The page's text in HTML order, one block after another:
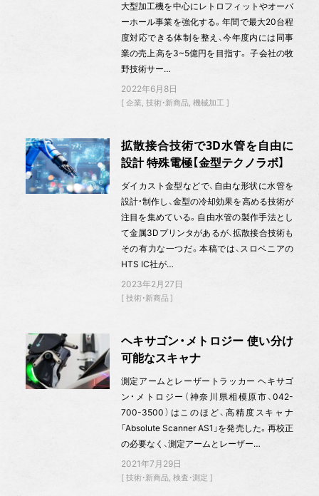
大型加工機を中心にレトロフィットやオーバ
ーホール事業を強化する。年間で最大20台程
度対応できる体制を整え、今年度内には同事
業の売上高を3~5億円を目指す。 子会社の牧
野技術サー…
2022年6月8日
企業 技術・新商品 機械加工
拡散接合技術で3D水管を自由に
設計 特殊電極【金型テクノラボ】
ダイカスト金型などで、自由な形状に水管を
設計・制作し、金型の冷却効果を高める技術が
注目を集めている。自由水管の製作手法とし
て金属3Dプリンタがあるが、拡散接合技術も
その有力な一つだ。本稿では、スロベニアの
HTS IC社が…
2023年2月27日
技術・新商品
ヘキサゴン・メトロジー 使い分け
可能なスキャナ
測定アームとレーザートラッカー ヘキサゴ
ン・メトロジー（神奈川県相模原市、042-
700-3500）はこのほど、高精度スキャナ
「Absolute Scanner AS1」を発売した。再校正
の必要なく、測定アームとレーザー…
2021年7月29日
技術・新商品 検査・測定